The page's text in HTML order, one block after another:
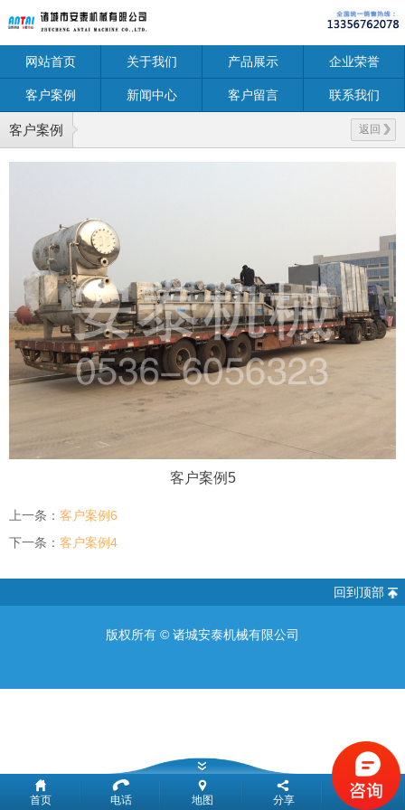
网站首页 关于我们 产品展示 企业荣誉
客户案例 新闻中心 客户留言 联系我们
客户案例 返回
客户案例5
上一条： 客户案例6
下一条： 客户案例4
回到顶部
版权所有 © 诸城安泰机械有限公司
首页 电话 地图 分享 留言